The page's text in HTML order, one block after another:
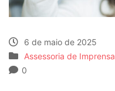
6 de maio de 2025
Assessoria de Imprensa
0